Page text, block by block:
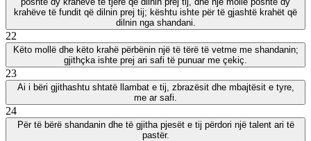
krahëve të fundit që dilnin prej tij; kështu ishte për të gjashtë krahët që
dilnin nga shandani.
22
Këto mollë dhe këto krahë përbënin një të tërë të vetme me shandanin;
gjithçka ishte prej ari safi të punuar me çekiç.
23
Ai i bëri gjithashtu shtatë llambat e tij, zbrazësit dhe mbajtësit e tyre,
me ar safi.
24
Për të bërë shandanin dhe të gjitha pjesët e tij përdori një talent ari të
pastër.